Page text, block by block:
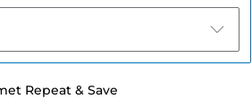
Repeat & Save